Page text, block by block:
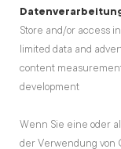
Store and/or access
limited data and
content
development
Wenn Sie eine oder
der Verwendung von